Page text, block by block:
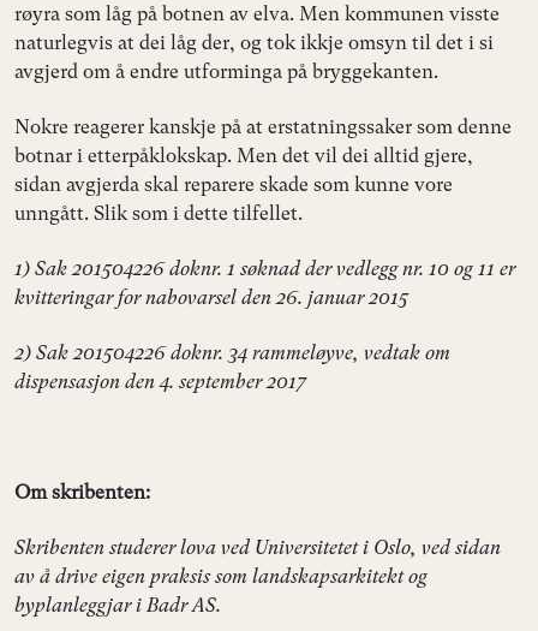
røyra som låg på botnen av elva. Men kommunen visste
naturlegvis at dei låg der, og tok ikkje omsyn til det i si
avgjerd om å endre utforminga på bryggekanten.
Nokre reagerer kanskje på at erstatningssaker som denne
botnar i etterpåklokskap. Men det vil dei alltid gjere,
sidan avgjerda skal reparere skade som kunne vore
unngått. Slik som i dette tilfellet.
1) Sak 201504226 doknr. 1 søknad der vedlegg nr. 10 og 11 er
kvitteringar for nabovarsel den 26. januar 2015
2) Sak 201504226 doknr. 34 rammeløyve, vedtak om
dispensasjon den 4. september 2017
Om skribenten:
Skribenten studerer lova ved Universitetet i Oslo, ved sidan
av å drive eigen praksis som landskapsarkitekt og
byplanleggjar i Badr AS.